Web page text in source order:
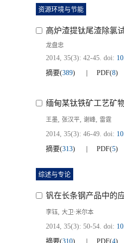
资源环境与节能
高炉渣提钛尾渣除氯
龙盘忠
2014, 35(3): 42-45. doi:
摘要(389) PDF(8)
缅甸某钛铁矿工艺矿
王墨, 张汉平, 谢峰, 雷霆
2014, 35(3): 46-49. doi:
摘要(313) PDF(5)
综述与专论
钒在长条钢产品中的
李钰, 大卫·米尔本
2014, 35(3): 50-54. doi:
摘要(310) PDF(4)